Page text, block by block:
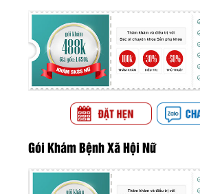
Gói Khám Bệnh Xã Hội Nữ